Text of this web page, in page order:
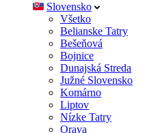
Slovensko
Všetko
Belianske Tatry
Bešeňová
Bojnice
Dunajská Streda
Južné Slovensko
Komárno
Liptov
Nízke Tatry
Orava